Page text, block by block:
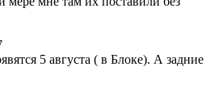
5 августа ( в Блоке). А задние